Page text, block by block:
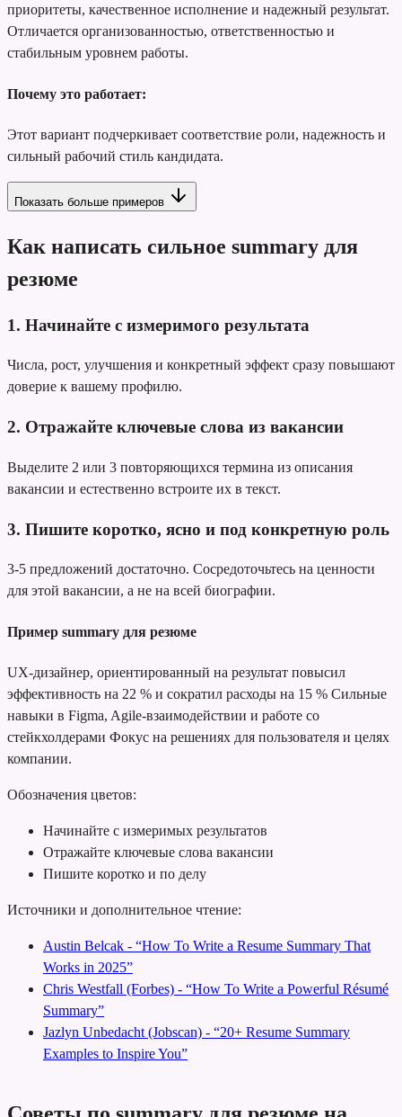
приоритеты, качественное исполнение и надежный результат.
Отличается организованностью, ответственностью и
стабильным уровнем работы.
Почему это работает:
Этот вариант подчеркивает соответствие роли, надежность и
сильный рабочий стиль кандидата.
Показать больше примеров
Как написать сильное summary для
резюме
1. Начинайте с измеримого результата
Числа, рост, улучшения и конкретный эффект сразу повышают
доверие к вашему профилю.
2. Отражайте ключевые слова из вакансии
Выделите 2 или 3 повторяющихся термина из описания
вакансии и естественно встроите их в текст.
3. Пишите коротко, ясно и под конкретную роль
3-5 предложений достаточно. Сосредоточьтесь на ценности
для этой вакансии, а не на всей биографии.
Пример summary для резюме
UX-дизайнер, ориентированный на результат повысил
эффективность на 22 % и сократил расходы на 15 % Сильные
навыки в Figma, Agile-взаимодействии и работе со
стейкхолдерами Фокус на решениях для пользователя и целях
компании.
Обозначения цветов:
Начинайте с измеримых результатов
Отражайте ключевые слова вакансии
Пишите коротко и по делу
Источники и дополнительное чтение:
Austin Belcak - “How To Write a Resume Summary That
Works in 2025”
Chris Westfall (Forbes) - “How To Write a Powerful Résumé
Summary”
Jazlyn Unbedacht (Jobscan) - “20+ Resume Summary
Examples to Inspire You”